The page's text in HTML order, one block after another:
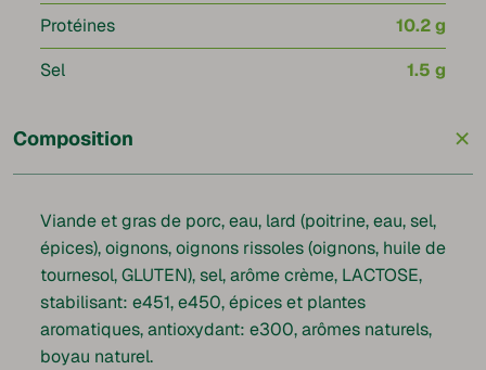
Protéines
10.2 g
Sel
1.5 g
Composition +
Viande et gras de porc, eau, lard (poitrine, eau, sel,
épices), oignons, oignons rissoles (oignons, huile de
tournesol, GLUTEN), sel, arôme crème, LACTOSE,
stabilisant: e451, e450, épices et plantes
aromatiques, antioxydant: e300, arômes naturels,
boyau naturel.